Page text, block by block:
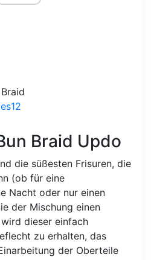
Braid Updo
die süßesten Frisuren, die
(ob für eine
Nacht oder nur einen
der Mischung einen
dieser einfach
zu erhalten, das
der Oberteile